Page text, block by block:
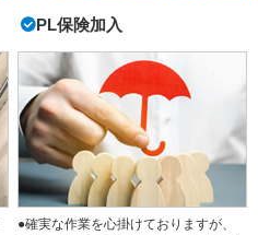
PL保険加入
●確実な作業を心掛けておりますが、